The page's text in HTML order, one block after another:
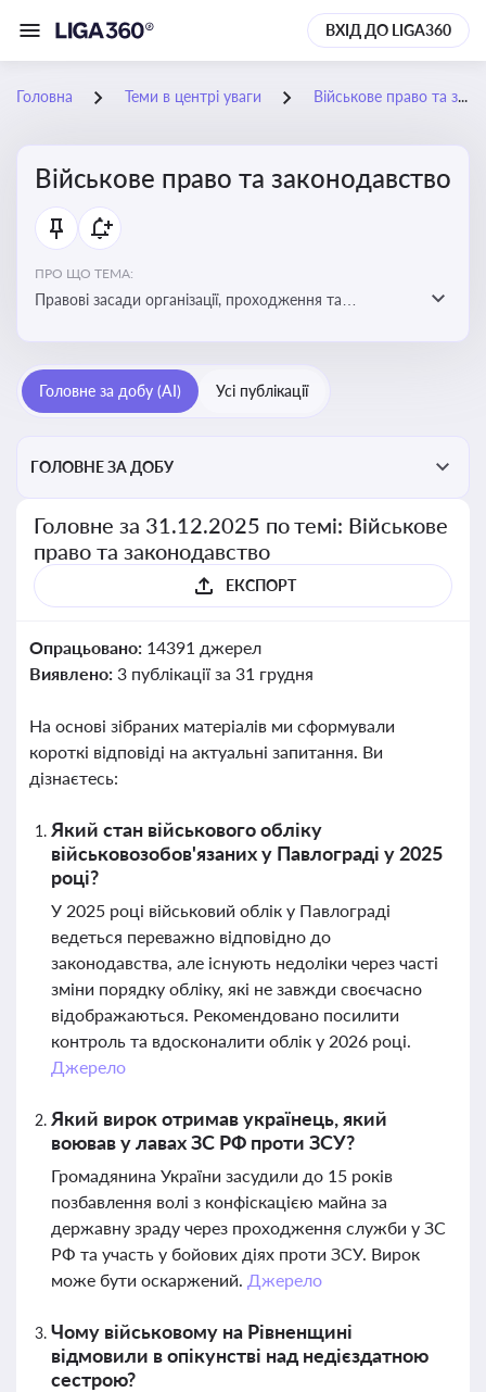
ВХІД ДО LIGA360
Головна Теми в центрі уваги Військове право та законодавство
Військове право та законодавство
ПРО ЩО ТЕМА:
Правові засади організації, проходження та
військовослужбовців у воєнний час
Головне за добу (AI) Усі публікації
ГОЛОВНЕ ЗА ДОБУ
Головне за 31.12.2025 по темі: Військове
право та законодавство
ЕКСПОРТ
Опрацьовано: 14391 джерел
Виявлено: 3 публікації за 31 грудня
На основі зібраних матеріалів ми сформували
короткі відповіді на актуальні запитання. Ви
дізнаєтесь:
Який стан військового обліку
військовозобов'язаних у Павлограді у 2025
році?
У 2025 році військовий облік у Павлограді
ведеться переважно відповідно до
законодавства, але існують недоліки через часті
зміни порядку обліку, які не завжди своєчасно
відображаються. Рекомендовано посилити
контроль та вдосконалити облік у 2026 році.
Джерело
Який вирок отримав українець, який
воював у лавах ЗС РФ проти ЗСУ?
Громадянина України засудили до 15 років
позбавлення волі з конфіскацією майна за
державну зраду через проходження служби у ЗС
РФ та участь у бойових діях проти ЗСУ. Вирок
може бути оскаржений. Джерело
Чому військовому на Рівненщині
відмовили в опікунстві над недієздатною
сестрою?